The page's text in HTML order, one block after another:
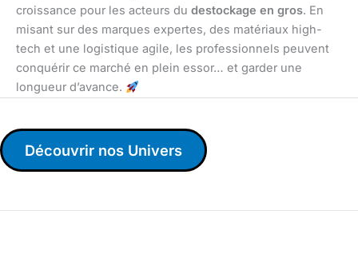
croissance pour les acteurs du destockage en gros. En
misant sur des marques expertes, des matériaux high-
tech et une logistique agile, les professionnels peuvent
conquérir ce marché en plein essor… et garder une
longueur d’avance.
Découvrir nos Univers